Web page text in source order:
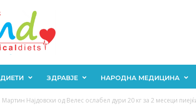
ДИЕТИ ЗДРАВЈЕ НАРОДНА МЕДИЦИНА
Мартин Најдовски од Велес ослабел дури 20 кг за 2 месеци